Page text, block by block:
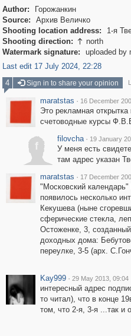
Author:
Горожанкин
Source:
Архив Величко
Shooting location address:
1-я
Shooting direction:  north
Watermark signature:
uploaded by
Last edit 17 July 2024, 22:28
4
Sign in to share your opinion
maratstas · 16 December
Это рекламная
счетоводные курсы
f
filovcha · 19 January
У меня есть
там адрес указан
maratstas · 17 December
"Московский
появилось несколько
Кекушева (ныне
сферические стекла,
Остоженке, 3,
доходных дома:
переулке, 3-5 (арх.
Kay999 · 29 May 2013, 09:04
интересный адрес
то читал), что в конце
том, что 2-я, 3-я ...так и